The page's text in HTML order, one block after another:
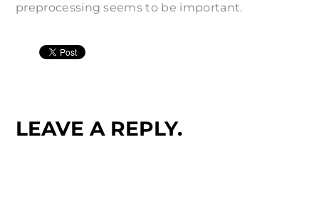
preprocessing seems to be important.
LEAVE A REPLY.